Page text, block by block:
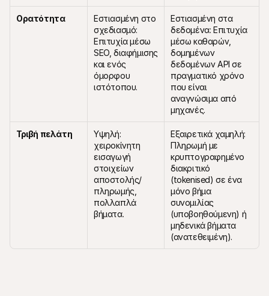
Ορατότητα
Εστιασμένη στο
σχεδιασμό:
Επιτυχία μέσω
SEO, διαφήμισης
και ενός
όμορφου
ιστότοπου.
Εστιασμένη στα
δεδομένα: Επιτυχία
μέσω καθαρών,
δομημένων
δεδομένων API σε
πραγματικό χρόνο
που είναι
αναγνώσιμα από
μηχανές.
Τριβή πελάτη
Υψηλή:
χειροκίνητη
εισαγωγή
στοιχείων
αποστολής/
πληρωμής,
πολλαπλά
βήματα.
Εξαιρετικά χαμηλή:
Πληρωμή με
κρυπτογραφημένο
διακριτικό
(tokenised) σε ένα
μόνο βήμα
συνομιλίας
(υποβοηθούμενη) ή
μηδενικά βήματα
(ανατεθειμένη).